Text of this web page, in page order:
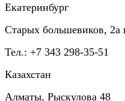
Екатеринбург
Старых большевиков, 2а
Тел.: +7 343 298-35-51
Казахстан
Алматы, Рыскулова 48